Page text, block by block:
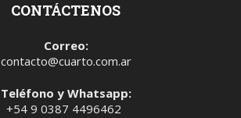
CONTÁCTENOS
Correo:
contacto@cuarto.com.ar
Teléfono y Whatsapp:
+54 9 0387 4496462